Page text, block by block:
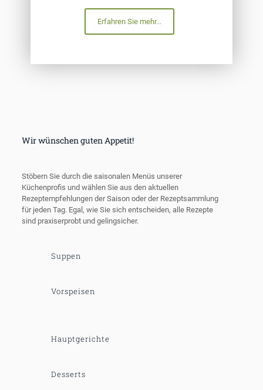
Erfahren Sie mehr...
Wir wünschen guten Appetit!
Stöbern Sie durch die saisonalen Menüs unserer
Küchenprofis und wählen Sie aus den aktuellen
Rezeptempfehlungen der Saison oder der Rezeptsammlung
für jeden Tag. Egal, wie Sie sich entscheiden, alle Rezepte
sind praxiserprobt und gelingsicher.
Suppen
Vorspeisen
Hauptgerichte
Desserts